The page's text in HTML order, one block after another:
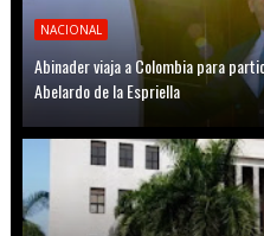
NACIONAL
Abinader viaja a Colombia para
Abelardo de la Espriella